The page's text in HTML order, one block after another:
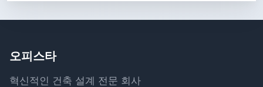
오피스타
혁신적인 건축 설계 전문 회사